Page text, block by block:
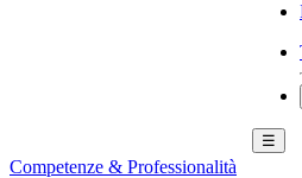
☰
Competenze & Professionalità